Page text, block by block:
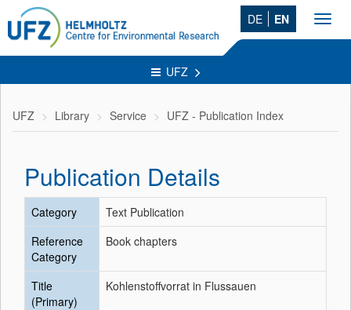
DE EN
UFZ
UFZ Library Service UFZ - Publication Index
Publication Details
Category
Text Publication
Reference
Category
Book chapters
Title
(Primary)
Kohlenstoffvorrat in Flussauen